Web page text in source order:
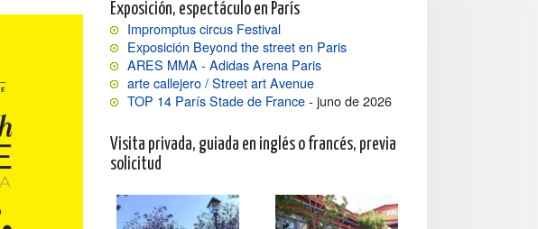
Exposición, espectáculo en París
Impromptus circus Festival
Exposición Beyond the street en Paris
ARES MMA - Adidas Arena Paris
arte callejero / Street art Avenue
TOP 14 París Stade de France- juno de 2026
Visita privada, guiada en inglés o francés, previa
solicitud